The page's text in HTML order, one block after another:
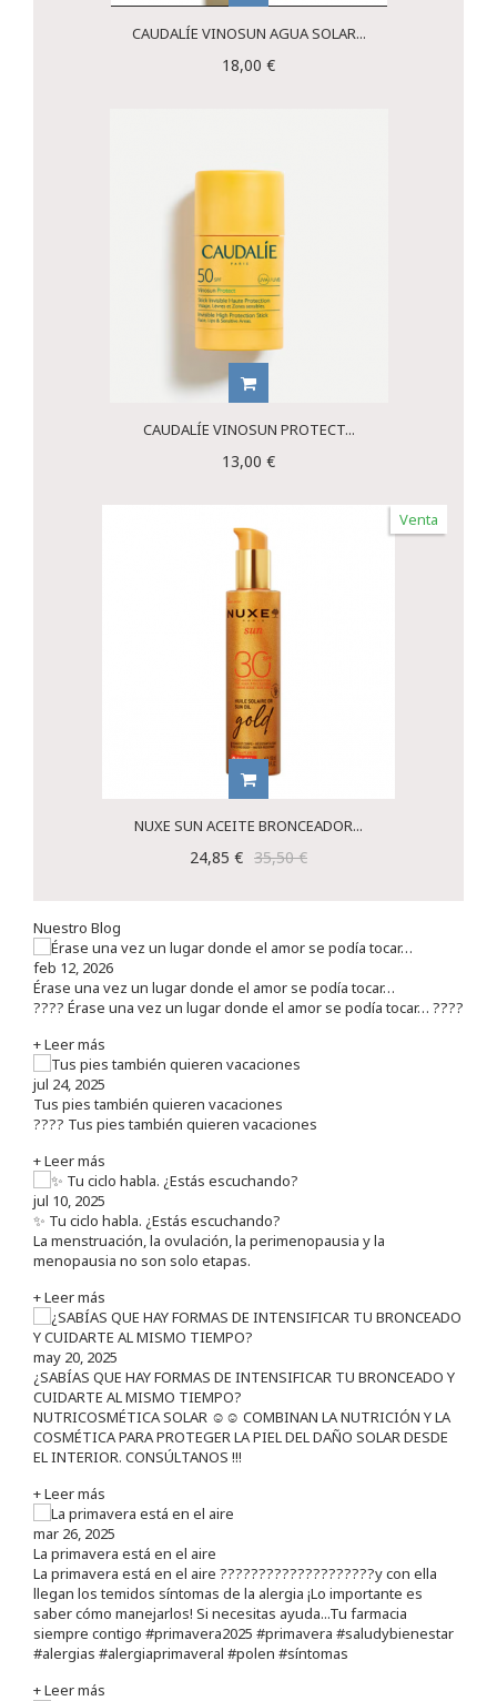
CAUDALÍE VINOSUN AGUA SOLAR...
18,00 €
CAUDALÍE VINOSUN PROTECT...
13,00 €
Venta
NUXE SUN ACEITE BRONCEADOR...
24,85 € 35,50 €
Nuestro Blog
feb 12, 2026
Érase una vez un lugar donde el amor se podía tocar…
???? Érase una vez un lugar donde el amor se podía tocar… ????
+ Leer más
jul 24, 2025
Tus pies también quieren vacaciones
???? Tus pies también quieren vacaciones
+ Leer más
jul 10, 2025
✨ Tu ciclo habla. ¿Estás escuchando?
La menstruación, la ovulación, la perimenopausia y la
menopausia no son solo etapas.
+ Leer más
may 20, 2025
¿SABÍAS QUE HAY FORMAS DE INTENSIFICAR TU BRONCEADO Y
CUIDARTE AL MISMO TIEMPO?
NUTRICOSMÉTICA SOLAR ☺️☺️ COMBINAN LA NUTRICIÓN Y LA
COSMÉTICA PARA PROTEGER LA PIEL DEL DAÑO SOLAR DESDE
EL INTERIOR. CONSÚLTANOS !!!
+ Leer más
mar 26, 2025
La primavera está en el aire
La primavera está en el aire ????????????????????y con ella
llegan los temidos síntomas de la alergia ¡Lo importante es
saber cómo manejarlos! Si necesitas ayuda...Tu farmacia
siempre contigo #primavera2025 #primavera #saludybienestar
#alergias #alergiaprimaveral #polen #síntomas
+ Leer más